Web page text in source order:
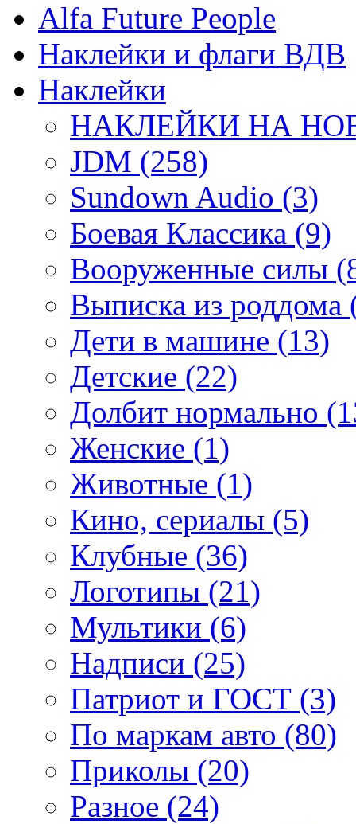
Alfa Future People
Наклейки и флаги ВДВ
Наклейки
НАКЛЕЙКИ НА
JDM (258)
Sundown Audio (3)
Боевая Классика (9)
Вооруженные силы
Выписка из роддома
Дети в машине (13)
Детские (22)
Долбит нормально
Женские (1)
Животные (1)
Кино, сериалы (5)
Клубные (36)
Логотипы (21)
Мультики (6)
Надписи (25)
Патриот и ГОСТ (3)
По маркам авто (80)
Приколы (20)
Разное (24)